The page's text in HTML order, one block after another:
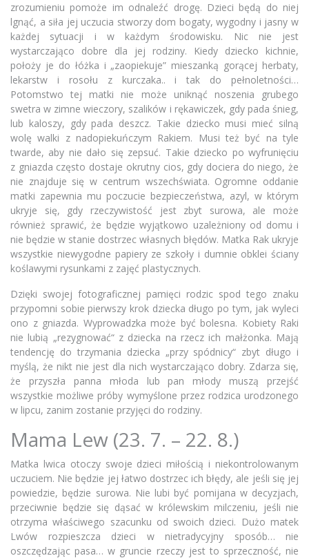
zrozumieniu pomoże im odnaleźć drogę. Dzieci będą do niej
lgnąć, a siła jej uczucia stworzy dom bogaty, wygodny i jasny w
każdej sytuacji i w każdym środowisku. Nic nie jest
wystarczająco dobre dla jej rodziny. Kiedy dziecko kichnie,
położy je do łóżka i „zaopiekuje” mieszanką gorącej herbaty,
lekarstw i rosołu z kurczaka.. i tak do pełnoletności…
Potomstwo tej matki nie może uniknąć noszenia grubego
swetra w zimne wieczory, szalików i rękawiczek, gdy pada śnieg,
lub kaloszy, gdy pada deszcz. Takie dziecko musi mieć silną
wolę walki z nadopiekuńczym Rakiem. Musi też być na tyle
twarde, aby nie dało się zepsuć. Takie dziecko po wyfrunięciu
z gniazda często dostaje okrutny cios, gdy dociera do niego, że
nie znajduje się w centrum wszechświata. Ogromne oddanie
matki zapewnia mu poczucie bezpieczeństwa, azyl, w którym
ukryje się, gdy rzeczywistość jest zbyt surowa, ale może
również sprawić, że będzie wyjątkowo uzależniony od domu i
nie będzie w stanie dostrzec własnych błędów. Matka Rak ukryje
wszystkie niewygodne papiery ze szkoły i dumnie obklei ściany
koślawymi rysunkami z zajęć plastycznych.
Dzięki swojej fotograficznej pamięci rodzic spod tego znaku
przypomni sobie pierwszy krok dziecka długo po tym, jak wyleci
ono z gniazda. Wyprowadzka może być bolesna. Kobiety Raki
nie lubią „rezygnować“ z dziecka na rzecz ich małżonka. Mają
tendencję do trzymania dziecka „przy spódnicy“ zbyt długo i
myślą, że nikt nie jest dla nich wystarczająco dobry. Zdarza się,
że przyszła panna młoda lub pan młody muszą przejść
wszystkie możliwe próby wymyślone przez rodzica urodzonego
w lipcu, zanim zostanie przyjęci do rodziny.
Mama Lew (23. 7. – 22. 8.)
Matka lwica otoczy swoje dzieci miłością i niekontrolowanym
uczuciem. Nie będzie jej łatwo dostrzec ich błędy, ale jeśli się jej
powiedzie, będzie surowa. Nie lubi być pomijana w decyzjach,
przeciwnie będzie się dąsać w królewskim milczeniu, jeśli nie
otrzyma właściwego szacunku od swoich dzieci. Dużo matek
Lwów rozpieszcza dzieci w nietradycyjny sposób… nie
oszczędzając pasa… w gruncie rzeczy jest to sprzeczność, nie